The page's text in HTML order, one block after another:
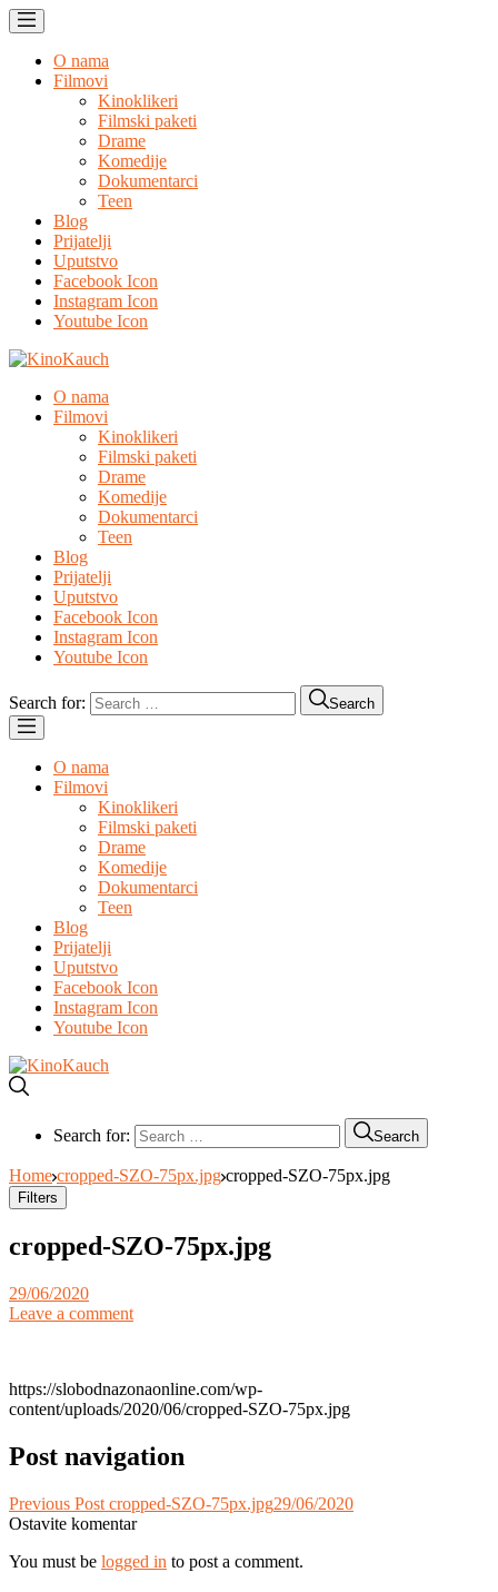
O nama
Filmovi
Kinoklikeri
Filmski paketi
Drame
Komedije
Dokumentarci
Teen
Blog
Prijatelji
Uputstvo
Facebook Icon
Instagram Icon
Youtube Icon
O nama
Filmovi
Kinoklikeri
Filmski paketi
Drame
Komedije
Dokumentarci
Teen
Blog
Prijatelji
Uputstvo
Facebook Icon
Instagram Icon
Youtube Icon
Search for: Search
O nama
Filmovi
Kinoklikeri
Filmski paketi
Drame
Komedije
Dokumentarci
Teen
Blog
Prijatelji
Uputstvo
Facebook Icon
Instagram Icon
Youtube Icon
Search for: Search
Home cropped-SZO-75px.jpg cropped-SZO-75px.jpg
Filters
cropped-SZO-75px.jpg
29/06/2020
Leave a comment
https://slobodnazonaonline.com/wp-
content/uploads/2020/06/cropped-SZO-75px.jpg
Post navigation
Previous Post cropped-SZO-75px.jpg29/06/2020
Ostavite komentar
You must be logged in to post a comment.